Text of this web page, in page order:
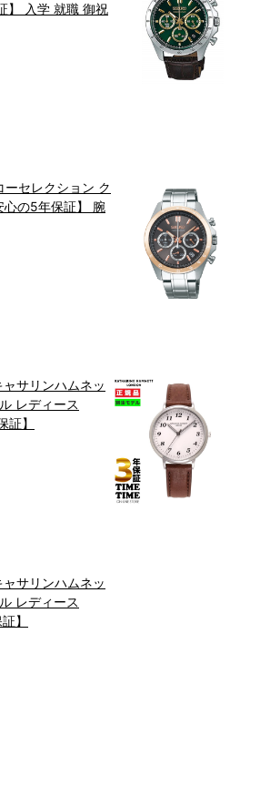
】 入学 就職 御祝
ーセレクション ク
心の5年保証】 腕
サリンハムネッ
レディース
】
サリンハムネッ
レディース
】